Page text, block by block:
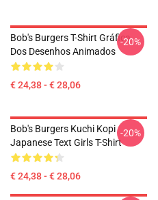
Bob's Burgers T-Shirt Gráfica
Dos Desenhos Animados
€ 24,38 - € 28,06
-20%
Bob's Burgers Kuchi Kopi
Japanese Text Girls T-Shirt
€ 24,38 - € 28,06
-20%